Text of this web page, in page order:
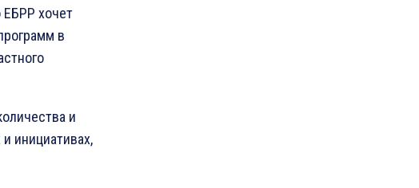
ЕБРР хочет
в
и
инициативах,